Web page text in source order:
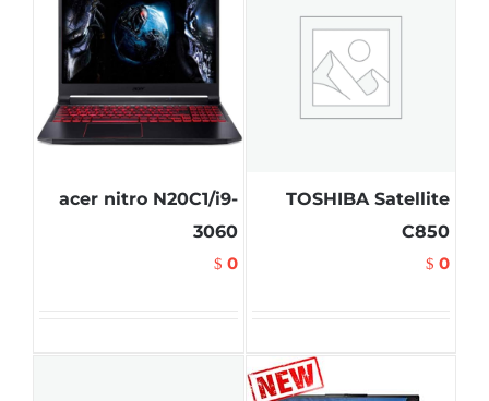
TOSHIBA Satellite
C850
$ 0
acer nitro N20C1/i9-
3060
$ 0